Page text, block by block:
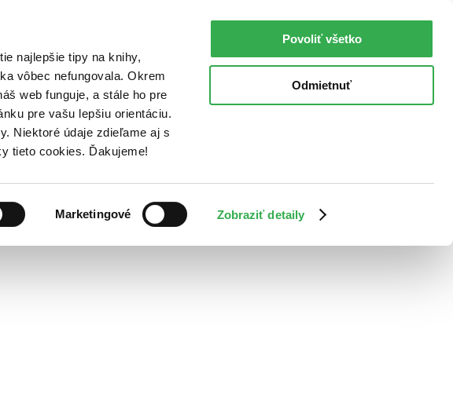
najlepšie tipy na knihy,
vôbec nefungovala. Okrem
web funguje, a stále ho pre
pre vašu lepšiu orientáciu.
Niektoré údaje zdieľame aj s
tieto cookies. Ďakujeme!
Marketingové Zobraziť detaily
Povoliť všetko
Odmietnuť